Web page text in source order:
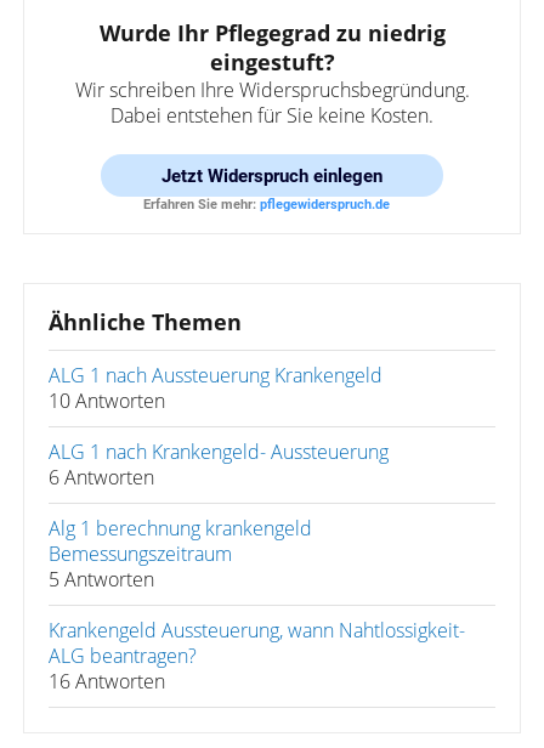
Wurde Ihr Pflegegrad zu niedrig
eingestuft?
Wir schreiben Ihre Widerspruchsbegründung.
Dabei entstehen für Sie keine Kosten.
Jetzt Widerspruch einlegen
Erfahren Sie mehr: pflegewiderspruch.de
Ähnliche Themen
ALG 1 nach Aussteuerung Krankengeld
10 Antworten
ALG 1 nach Krankengeld- Aussteuerung
6 Antworten
Alg 1 berechnung krankengeld
Bemessungszeitraum
5 Antworten
Krankengeld Aussteuerung, wann Nahtlossigkeit-
ALG beantragen?
16 Antworten